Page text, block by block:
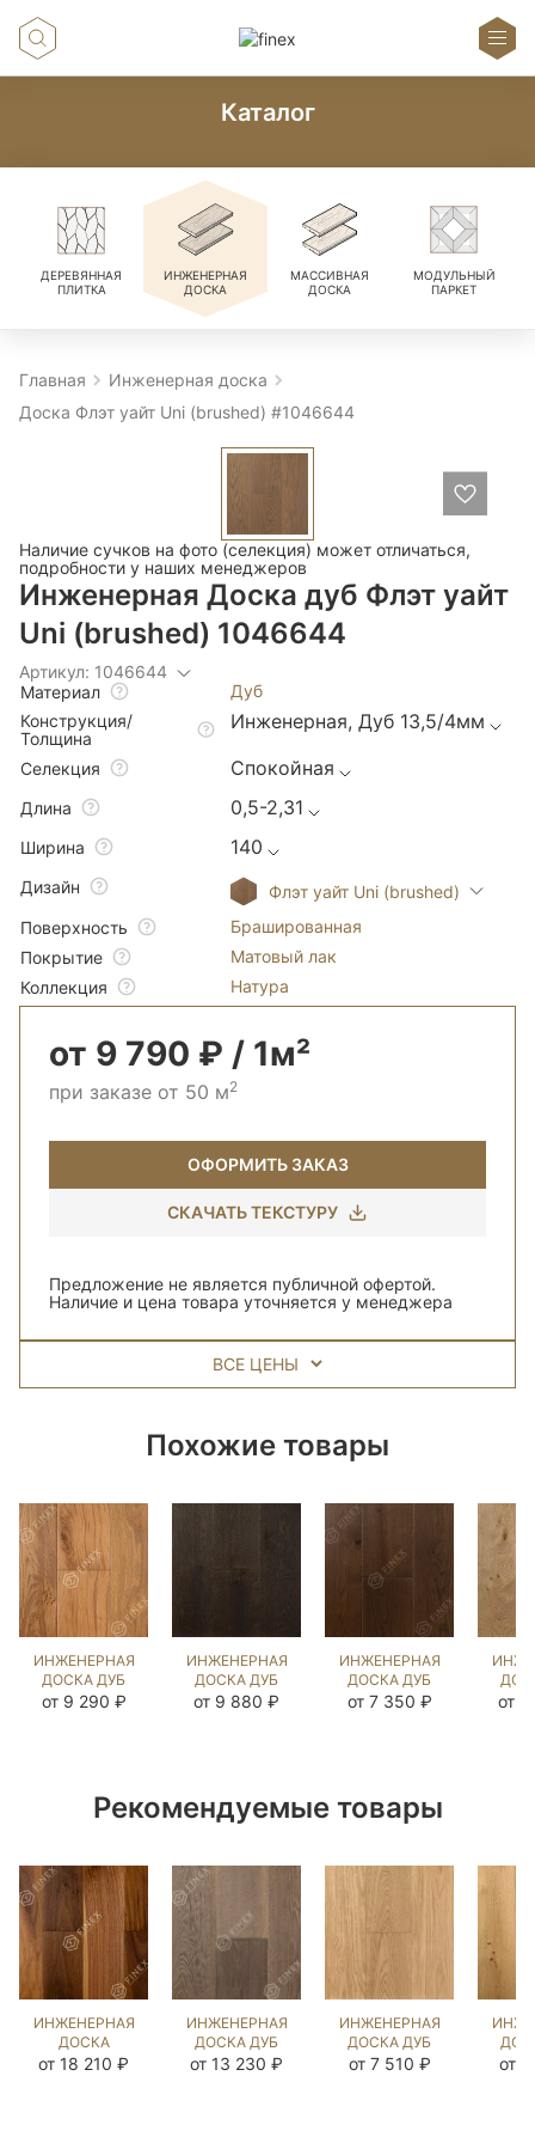
Каталог
ДЕРЕВЯННАЯ
ПЛИТКА
ИНЖЕНЕРНАЯ
ДОСКА
МАССИВНАЯ
ДОСКА
МОДУЛЬНЫЙ
ПАРКЕТ
Главная
Инженерная доска
Доска Флэт уайт Uni (brushed) #1046644
Наличие сучков на фото (селекция) может отличаться,
подробности у наших менеджеров
Инженерная Доска дуб Флэт уайт
Uni (brushed) 1046644
Артикул: 1046644
Материал
Дуб
Конструкция/
Толщина
Инженерная, Дуб 13,5/4мм
Селекция Спокойная
Длина 0,5-2,31
Ширина 140
Дизайн
Флэт уайт Uni (brushed)
Поверхность
Брашированная
Покрытие
Матовый лак
Коллекция
Натура
от 9 790 ₽ / 1м²
при заказе от 50 м2
ОФОРМИТЬ ЗАКАЗ
СКАЧАТЬ ТЕКСТУРУ
Предложение не является публичной офертой.
Наличие и цена товара уточняется у менеджера
ВСЕ ЦЕНЫ
Похожие товары
ИНЖЕНЕРНАЯ
ДОСКА ДУБ
МЕЛАССА
от 9 290 ₽
ИНЖЕНЕРНАЯ
ДОСКА ДУБ
БРАН
от 9 880 ₽
ИНЖЕНЕРНАЯ
ДОСКА ДУБ
МИДЛ
от 7 350 ₽ от
Рекомендуемые товары
ИНЖЕНЕРНАЯ
ДОСКА
АМЕРИКАНСКИЙ
от 18 210 ₽
ИНЖЕНЕРНАЯ
ДОСКА ДУБ
DARTMOOR
от 13 230 ₽
ИНЖЕНЕРНАЯ
ДОСКА ДУБ
UNFINISHED
от 7 510 ₽ от